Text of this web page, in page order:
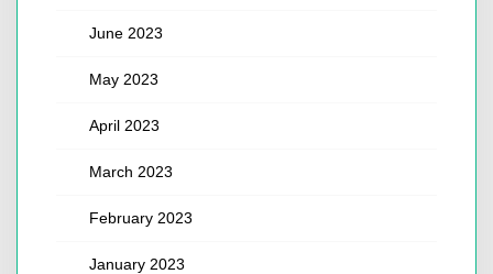
June 2023
May 2023
April 2023
March 2023
February 2023
January 2023